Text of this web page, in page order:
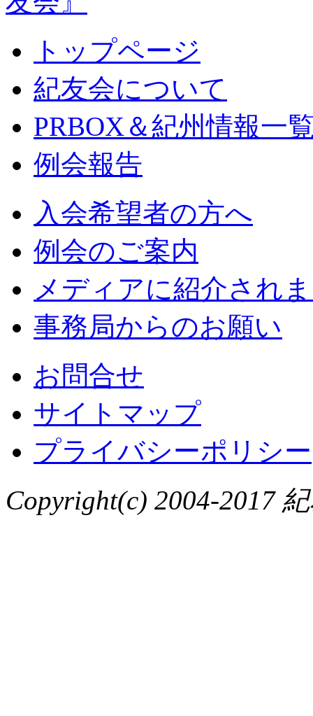
トップページ
紀友会について
PRBOX＆紀州情報一
例会報告
入会希望者の方へ
例会のご案内
メディアに紹介され
事務局からのお願い
お問合せ
サイトマップ
プライバシーポリシー
Copyright(c) 2004-2017